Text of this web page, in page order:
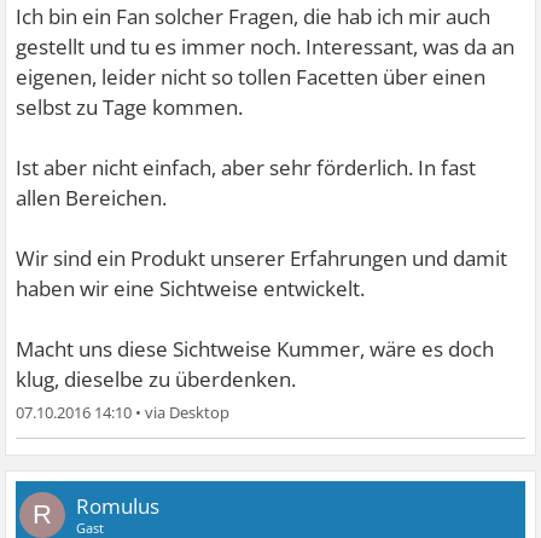
Ich bin ein Fan solcher Fragen, die hab ich mir auch
gestellt und tu es immer noch. Interessant, was da an
eigenen, leider nicht so tollen Facetten über einen
selbst zu Tage kommen.
Ist aber nicht einfach, aber sehr förderlich. In fast
allen Bereichen.
Wir sind ein Produkt unserer Erfahrungen und damit
haben wir eine Sichtweise entwickelt.
Macht uns diese Sichtweise Kummer, wäre es doch
klug, dieselbe zu überdenken.
07.10.2016 14:10 •
R Romulus
Gast